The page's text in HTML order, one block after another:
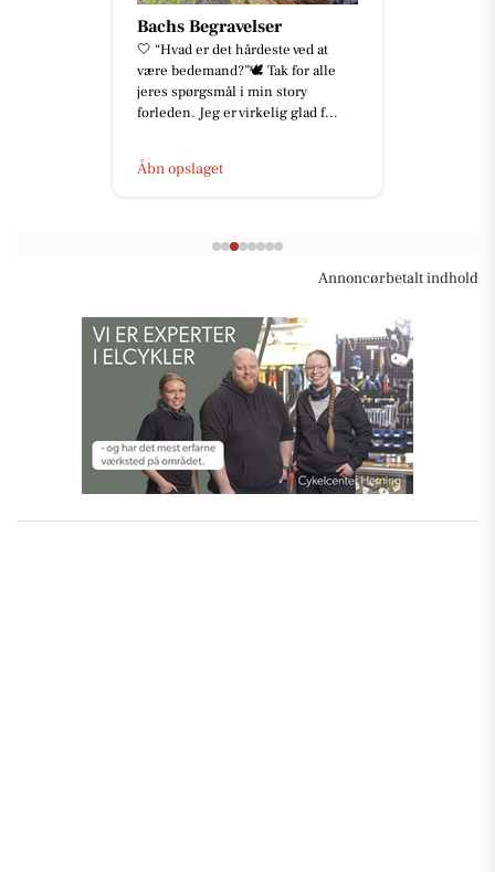
Bachs Begravelser
🤍 “Hvad er det hårdeste ved at
være bedemand?”🕊️ Tak for alle
jeres spørgsmål i min story
forleden. Jeg er virkelig glad f...
Åbn opslaget
Annoncørbetalt indhold